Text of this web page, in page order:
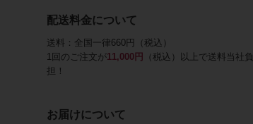
配送料金について
送料：全国一律660円（税込）
1回のご注文が11,000円
（税込）以上で送料当社負
担！
お届けについて